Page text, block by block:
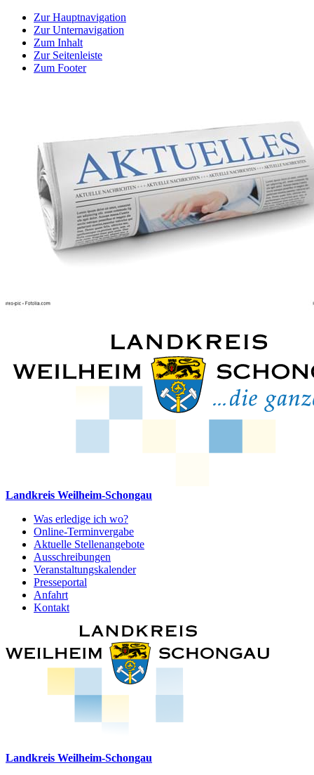
Zur Hauptnavigation
Zur Unternavigation
Zum Inhalt
Zur Seitenleiste
Zum Footer
Landkreis Weilheim-Schongau
Was erledige ich wo?
Online-Terminvergabe
Aktuelle Stellenangebote
Ausschreibungen
Veranstaltungskalender
Presseportal
Anfahrt
Kontakt
Landkreis Weilheim-Schongau